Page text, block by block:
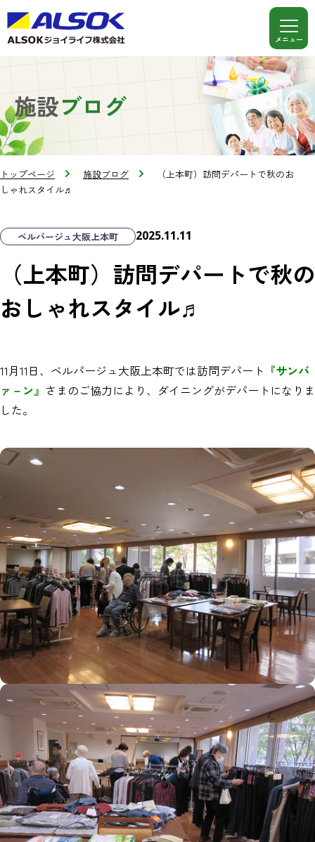
施設ブログ
トップページ 施設ブログ
（上本町）訪問デパートで秋のお
しゃれスタイル♬
ベルパージュ大阪上本町 2025.11.11
（上本町）訪問デパートで秋の
おしゃれスタイル♬
11月11日、ベルパージュ大阪上本町では訪問デパート 『サンバ
ァ－ン』 さまのご協力により、ダイニングがデパートになりま
した。